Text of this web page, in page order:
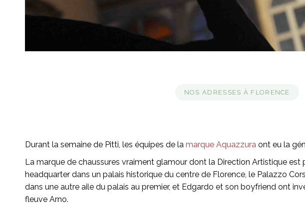
NOS ADRESSES À FLORENCE
Durant la semaine de Pitti, les équipes de la marque Aquazzura ont eu la
La marque de chaussures vraiment glamour dont la Direction Artistique
headquarter dans un palais historique du centre de Florence, le Palazzo
dans une autre aile du palais au premier, et Edgardo et son boyfriend ont
fleuve Arno.